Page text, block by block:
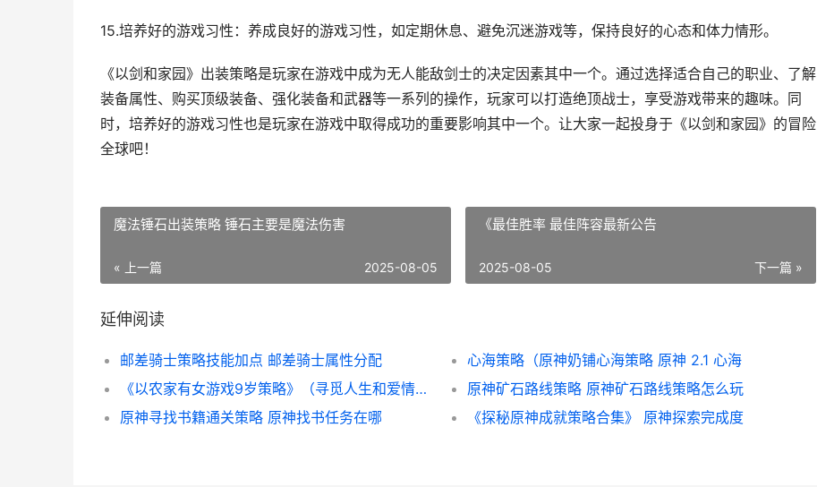
15.培养好的游戏习性：养成良好的游戏习性，如定期休息、避免沉迷游戏等，保持良好的心态和体力情形。
《以剑和家园》出装策略是玩家在游戏中成为无人能敌剑士的决定因素其中一个。通过选择适合自己的职业、了解
装备属性、购买顶级装备、强化装备和武器等一系列的操作，玩家可以打造绝顶战士，享受游戏带来的趣味。同
时，培养好的游戏习性也是玩家在游戏中取得成功的重要影响其中一个。让大家一起投身于《以剑和家园》的冒险
全球吧！
魔法锤石出装策略 锤石主要是魔法伤害
« 上一篇 2025-08-05
《最佳胜率 最佳阵容最新公告
下一篇 »
2025-08-05
延伸阅读
邮差骑士策略技能加点 邮差骑士属性分配
心海策略（原神奶铺心海策略 原神 2.1 心海
《以农家有女游戏9岁策略》（寻觅人生和爱情的奇妙冒险 农家有女来种田
原神矿石路线策略 原神矿石路线策略怎么玩
原神寻找书籍通关策略 原神找书任务在哪
《探秘原神成就策略合集》 原神探索完成度